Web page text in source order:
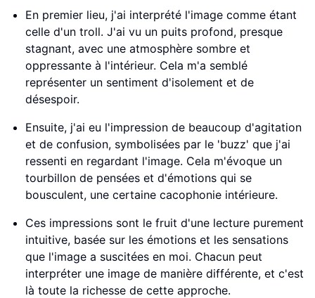
En premier lieu, j'ai interprété l'image comme étant
celle d'un troll. J'ai vu un puits profond, presque
stagnant, avec une atmosphère sombre et
oppressante à l'intérieur. Cela m'a semblé
représenter un sentiment d'isolement et de
désespoir.
Ensuite, j'ai eu l'impression de beaucoup d'agitation
et de confusion, symbolisées par le 'buzz' que j'ai
ressenti en regardant l'image. Cela m'évoque un
tourbillon de pensées et d'émotions qui se
bousculent, une certaine cacophonie intérieure.
Ces impressions sont le fruit d'une lecture purement
intuitive, basée sur les émotions et les sensations
que l'image a suscitées en moi. Chacun peut
interpréter une image de manière différente, et c'est
là toute la richesse de cette approche.